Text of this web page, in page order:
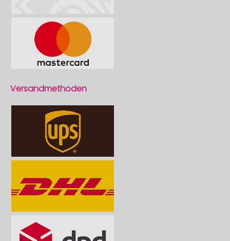
Versandmethoden